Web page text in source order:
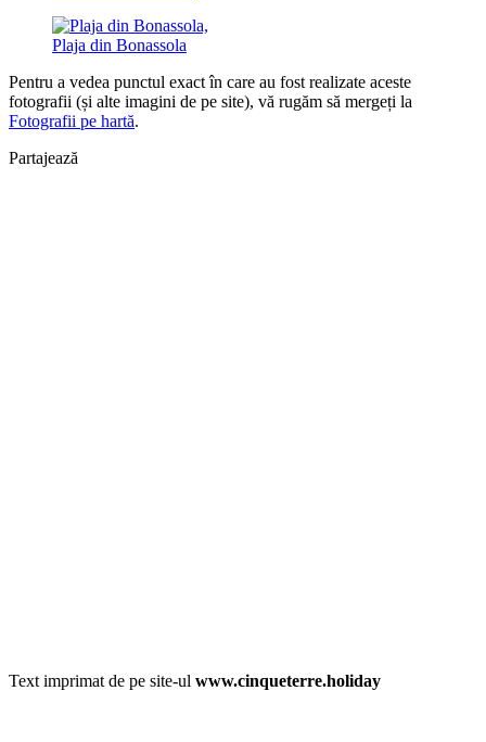
Plaja din Bonassola
Pentru a vedea punctul exact în care au fost realizate aceste
fotografii (și alte imagini de pe site), vă rugăm să mergeți la
Fotografii pe hartă.
Partajează
Text imprimat de pe site-ul www.cinqueterre.holiday